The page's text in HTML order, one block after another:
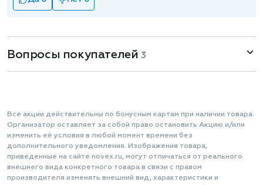
Вопросы покупателей 3
Все акции действительны по бонусным картам при наличии товара.
Организатор оставляет за собой право остановить Акцию и/или
изменить её условия в любой момент времени без
дополнительного уведомления. Изображения товара,
приведенные на сайте novex.ru, могут отличаться от реального
внешнего вида конкретного товара в связи с правом
производителя изменять внешний вид, характеристики и